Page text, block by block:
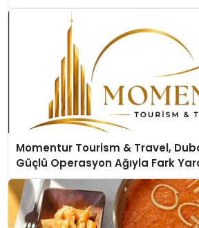
Momentur Tourism & Travel,
Güçlü Operasyon Ağıyla Fark